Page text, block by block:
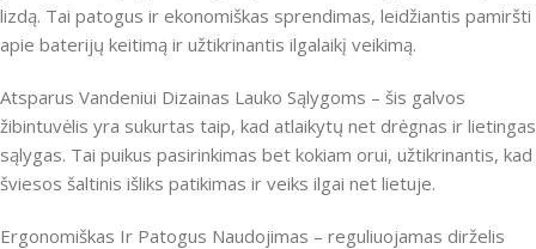
lizdą. Tai patogus ir ekonomiškas sprendimas, leidžiantis pamiršti
apie baterijų keitimą ir užtikrinantis ilgalaikį veikimą.
Atsparus Vandeniui Dizainas Lauko Sąlygoms – šis galvos
žibintuvėlis yra sukurtas taip, kad atlaikytų net drėgnas ir lietingas
sąlygas. Tai puikus pasirinkimas bet kokiam orui, užtikrinantis, kad
šviesos šaltinis išliks patikimas ir veiks ilgai net lietuje.
Ergonomiškas Ir Patogus Naudojimas – reguliuojamas dirželis